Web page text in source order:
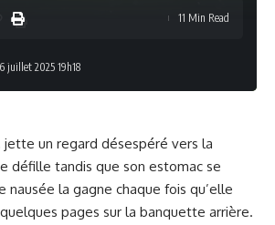
juillet 2025 19h18
11 Min Read
jette un regard désespéré vers la
défille tandis que son estomac se
nausée la gagne chaque fois qu’elle
pages sur la banquette arrière.